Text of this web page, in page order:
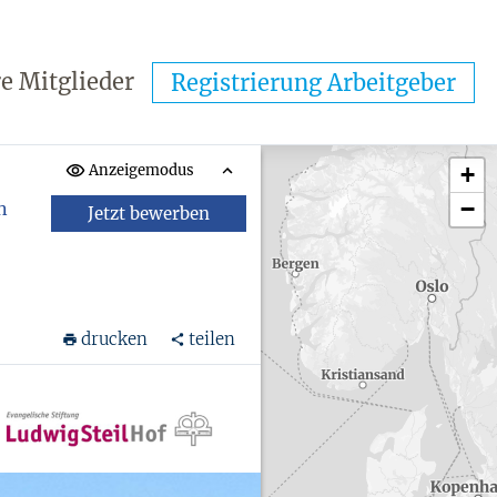
Mitglieder Registrierung Arbeitgeber
Anzeigemodus
Jetzt bewerben
drucken teilen
+
−